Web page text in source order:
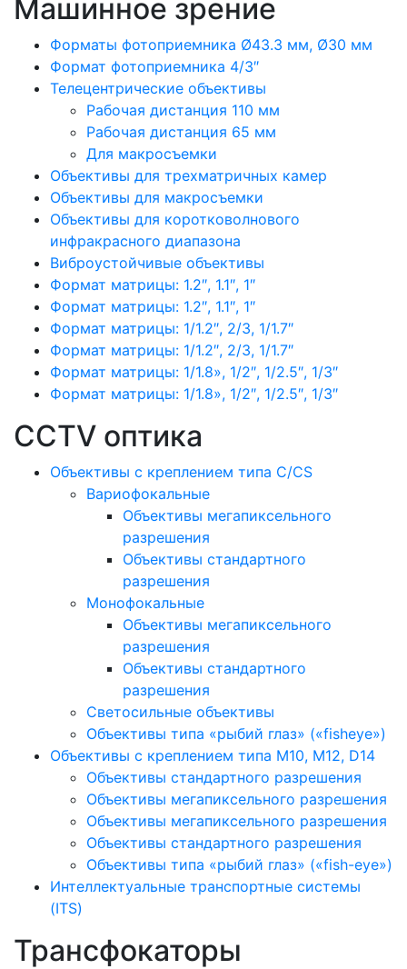
Машинное зрение
Форматы фотоприемника Ø43.3 мм, Ø30 мм
Формат фотоприемника 4/3″
Телецентрические объективы
Рабочая дистанция 110 мм
Рабочая дистанция 65 мм
Для макросъемки
Объективы для трехматричных камер
Объективы для макросъемки
Объективы для коротковолнового
инфракрасного диапазона
Виброустойчивые объективы
Формат матрицы: 1.2″, 1.1″, 1″
Формат матрицы: 1.2″, 1.1″, 1″
Формат матрицы: 1/1.2″, 2/3, 1/1.7″
Формат матрицы: 1/1.2″, 2/3, 1/1.7″
Формат матрицы: 1/1.8», 1/2″, 1/2.5″, 1/3″
Формат матрицы: 1/1.8», 1/2″, 1/2.5″, 1/3″
CCTV оптика
Объективы с креплением типа C/CS
Вариофокальные
Объективы мегапиксельного
разрешения
Объективы стандартного
разрешения
Монофокальные
Объективы мегапиксельного
разрешения
Объективы стандартного
разрешения
Светосильные объективы
Объективы типа «рыбий глаз» («fisheye»)
Объективы с креплением типа M10, M12, D14
Объективы стандартного разрешения
Объективы мегапиксельного разрешения
Объективы мегапиксельного разрешения
Объективы стандартного разрешения
Объективы типа «рыбий глаз» («fish-eye»)
Интеллектуальные транспортные системы
(ITS)
Трансфокаторы